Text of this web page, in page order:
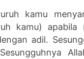
kamu
kamu)
adil.